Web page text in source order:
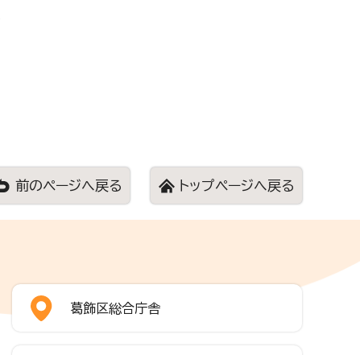
前のページへ戻る トップページへ戻る
葛飾区総合庁舎